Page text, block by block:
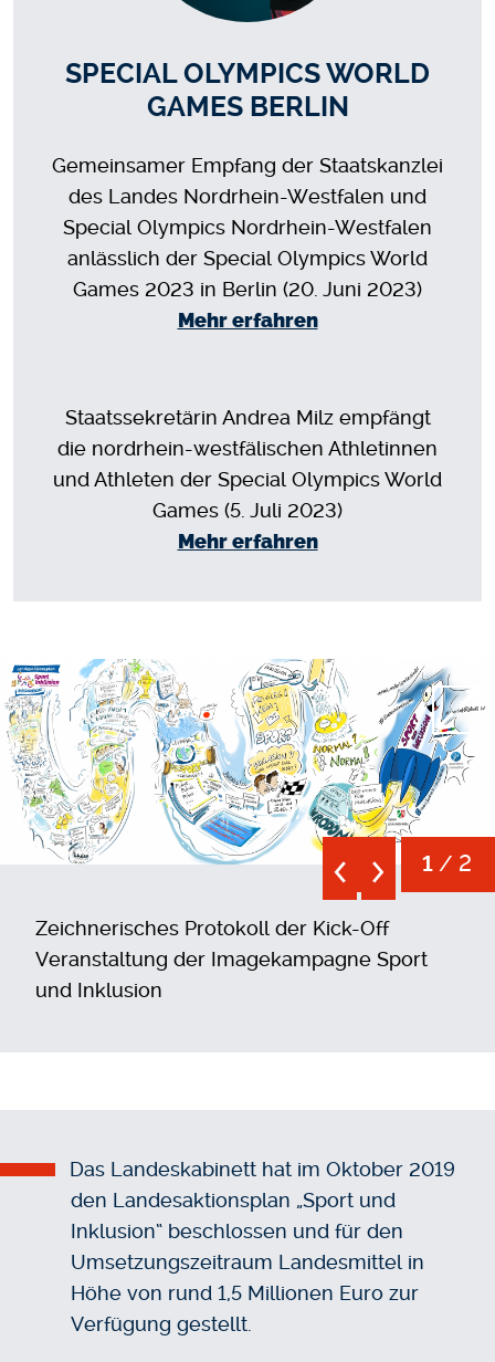
SPECIAL OLYMPICS WORLD
GAMES BERLIN
Gemeinsamer Empfang der Staatskanzlei
des Landes Nordrhein-Westfalen und
Special Olympics Nordrhein-Westfalen
anlässlich der Special Olympics World
Games 2023 in Berlin (20. Juni 2023)
Mehr erfahren
Staatssekretärin Andrea Milz empfängt
die nordrhein-westfälischen Athletinnen
und Athleten der Special Olympics World
Games (5. Juli 2023)
Mehr erfahren
Zeichnerisches Protokoll der Kick-Off
Veranstaltung der Imagekampagne Sport
und Inklusion
1 / 2
Das Landeskabinett hat im Oktober 2019
den Landesaktionsplan „Sport und
Inklusion“ beschlossen und für den
Umsetzungszeitraum Landesmittel in
Höhe von rund 1,5 Millionen Euro zur
Verfügung gestellt.